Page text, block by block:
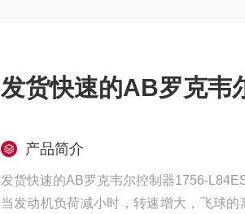
发货快速的AB罗克韦
产品简介
发货快速的AB罗克韦尔控制器1756-
当发动机负荷减小时，转速增大，飞球